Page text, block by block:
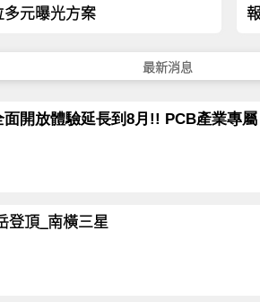
元曝光方案
最新消息
面開放體驗延長到8月!! PCB產業專
登頂_南橫三星